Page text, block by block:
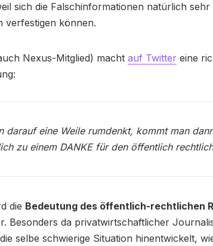
sich die Falschinformationen natürlich
verfestigen können.
Nexus-Mitglied) macht auf Twitter eine
darauf eine Weile rumdenkt, kommt man
zu einem DANKE für den öffentlich
die Bedeutung des öffentlich-rechtlichen
Besonders da privatwirtschaftlicher
selbe schwierige Situation hinentwickelt,